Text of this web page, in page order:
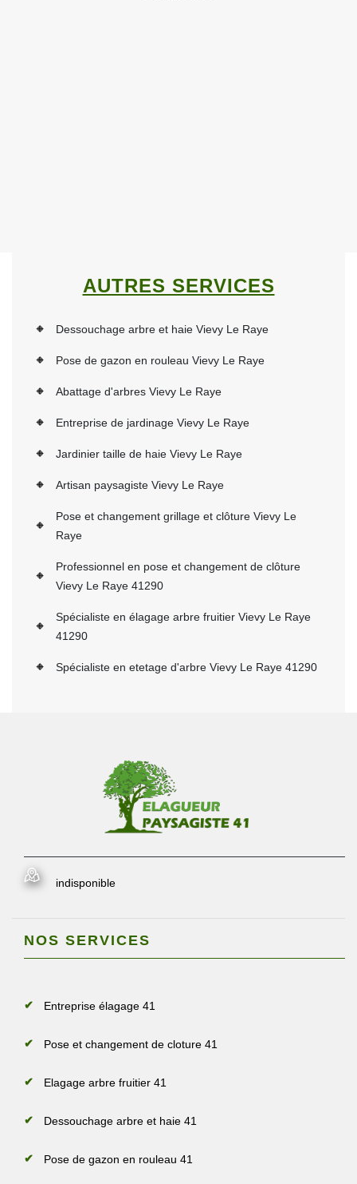
AUTRES SERVICES
Dessouchage arbre et haie Vievy Le Raye
Pose de gazon en rouleau Vievy Le Raye
Abattage d'arbres Vievy Le Raye
Entreprise de jardinage Vievy Le Raye
Jardinier taille de haie Vievy Le Raye
Artisan paysagiste Vievy Le Raye
Pose et changement grillage et clôture Vievy Le
Raye
Professionnel en pose et changement de clôture
Vievy Le Raye 41290
Spécialiste en élagage arbre fruitier Vievy Le Raye
41290
Spécialiste en etetage d'arbre Vievy Le Raye 41290
indisponible
NOS SERVICES
Entreprise élagage 41
Pose et changement de cloture 41
Elagage arbre fruitier 41
Dessouchage arbre et haie 41
Pose de gazon en rouleau 41